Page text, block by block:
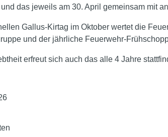
das jeweils am 30. April gemeinsam mit
Gallus-Kirtag im Oktober wertet die
und der jährliche Feuerwehr-
erfreut sich auch das alle 4 Jahre